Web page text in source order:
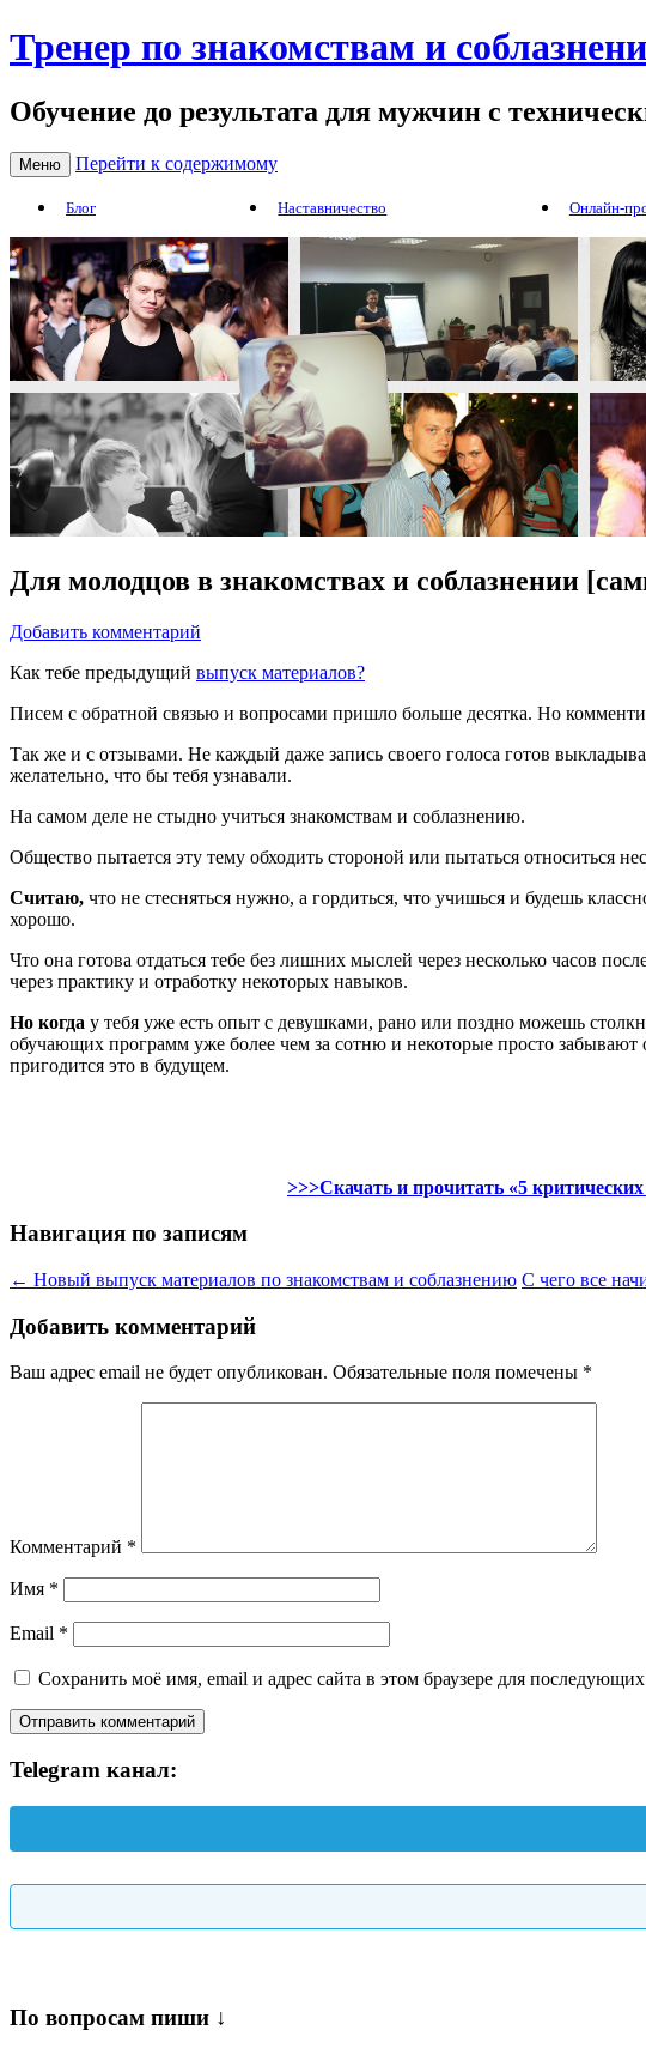
Тренер по знакомствам и
Обучение до результата для мужчин с
Меню Перейти к содержимому
Блог Наставничество Онлайн-
Для молодцов в знакомствах и соблазнении
Добавить комментарий
Как тебе предыдущий выпуск материалов?
Писем с обратной связью и вопросами пришло больше десятка. Но
Так же и с отзывами. Не каждый даже запись своего голоса готов
желательно, что бы тебя узнавали.
На самом деле не стыдно учиться знакомствам и соблазнению.
Общество пытается эту тему обходить стороной или пытаться относиться
Считаю, что не стесняться нужно, а гордиться, что учишься и будешь
хорошо.
Что она готова отдаться тебе без лишних мыслей через несколько часов
через практику и отработку некоторых навыков.
Но когда у тебя уже есть опыт с девушками, рано или поздно можешь
обучающих программ уже более чем за сотню и некоторые просто
пригодится это в будущем.
>>>Скачать и прочитать «5
Навигация по записям
← Новый выпуск материалов по знакомствам и соблазнению С чего все
Добавить комментарий
Ваш адрес email не будет опубликован. Обязательные поля помечены *
Комментарий *
Имя *
Email *
Сохранить моё имя, email и адрес сайта в этом браузере для
Telegram канал:
По вопросам пиши ↓